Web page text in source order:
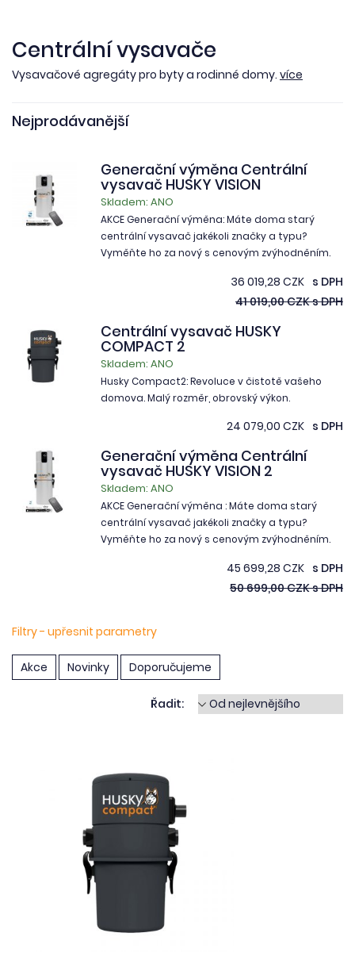
Centrální vysavače
Vysavačové agregáty pro byty a rodinné domy. více
Nejprodávanější
Generační výměna Centrální
vysavač HUSKY VISION
Skladem: ANO
AKCE Generační výměna: Máte doma starý
centrální vysavač jakékoli značky a typu?
Vyměňte ho za nový s cenovým zvýhodněním.
36 019,28 CZK s DPH
41 019,00 CZK s DPH
Centrální vysavač HUSKY
COMPACT 2
Skladem: ANO
Husky Compact2: Revoluce v čistotě vašeho
domova. Malý rozměr, obrovský výkon.
24 079,00 CZK s DPH
Generační výměna Centrální
vysavač HUSKY VISION 2
Skladem: ANO
AKCE Generační výměna : Máte doma starý
centrální vysavač jakékoli značky a typu?
Vyměňte ho za nový s cenovým zvýhodněním.
45 699,28 CZK s DPH
50 699,00 CZK s DPH
Filtry - upřesnit parametry
Akce Novinky Doporučujeme
Řadit: